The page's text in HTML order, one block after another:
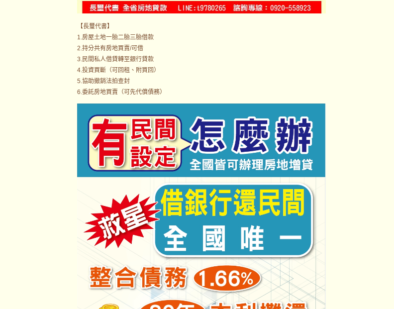
【長璽代書】
1.房屋土地一胎二胎三胎借款
2.持分共有房地買賣/可借
3.民間私人借貸轉至銀行貸款
4.投資買斷（可回租、附買回）
5.協助撤銷法拍查封
6.委託房地買賣（可先代償債務）